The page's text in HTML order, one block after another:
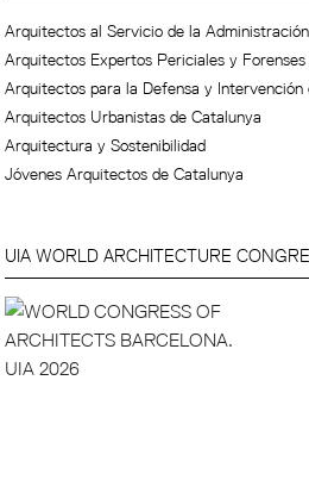
Arquitectos al Servicio de la
Arquitectos Expertos Periciales y
Arquitectos para la Defensa y
Arquitectos Urbanistas de Catalunya
Arquitectura y Sostenibilidad
Jóvenes Arquitectos de Catalunya
UIA WORLD ARCHITECTURE